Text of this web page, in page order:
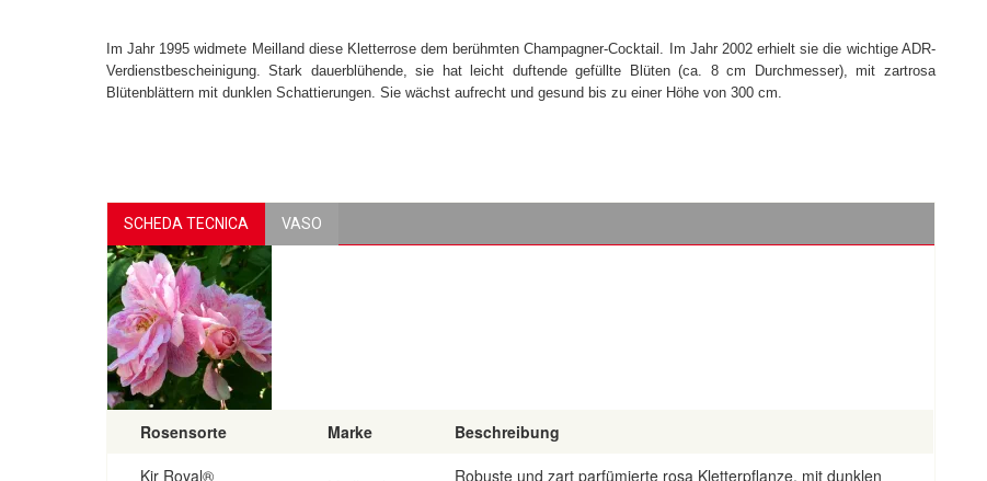
Im Jahr 1995 widmete Meilland diese Kletterrose dem berühmten Champagner-Cocktail. Im Jahr 2002 erhielt sie die wichtige ADR-
Verdienstbescheinigung. Stark dauerblühende, sie hat leicht duftende gefüllte Blüten (ca. 8 cm Durchmesser), mit zartrosa
Blütenblättern mit dunklen Schattierungen. Sie wächst aufrecht und gesund bis zu einer Höhe von 300 cm.
SCHEDA TECNICA VASO
Rosensorte Marke
Beschreibung
Kir Royal®
Robuste und zart parfümierte rosa Kletterpflanze, mit dunklen